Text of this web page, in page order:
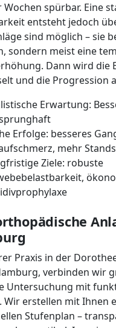
spürbar. Eine
entsteht jedoch
sind möglich – sie
sondern meist eine
Dann wird die
und die Progression
Erwartung:
Erfolge: besseres
mehr
Ziele: robuste
Praxis in der
verbinden wir
Untersuchung mit
Wir erstellen mit Ihnen
Stufenplan –